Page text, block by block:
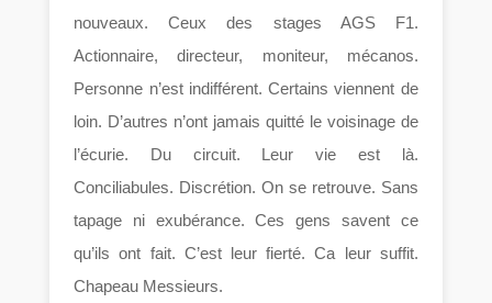
nouveaux. Ceux des stages AGS F1.
Actionnaire, directeur, moniteur, mécanos.
Personne n’est indifférent. Certains viennent de
loin. D’autres n’ont jamais quitté le voisinage de
l’écurie. Du circuit. Leur vie est là.
Conciliabules. Discrétion. On se retrouve. Sans
tapage ni exubérance. Ces gens savent ce
qu’ils ont fait. C’est leur fierté. Ca leur suffit.
Chapeau Messieurs.